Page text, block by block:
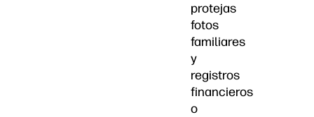
protejas
fotos
familiares
y
registros
financieros
o